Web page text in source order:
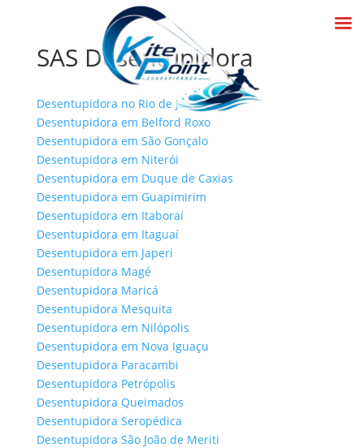
SAS Desentupidora
Desentupidora no Rio de Janeiro
Desentupidora em Belford Roxo
Desentupidora em São Gonçalo
Desentupidora em Niterói
Desentupidora em Duque de Caxias
Desentupidora em Guapimirim
Desentupidora em Itaboraí
Desentupidora em Itaguaí
Desentupidora em Japeri
Desentupidora Magé
Desentupidora Maricá
Desentupidora Mesquita
Desentupidora em Nilópolis
Desentupidora em Nova Iguaçu
Desentupidora Paracambi
Desentupidora Petrópolis
Desentupidora Queimados
Desentupidora Seropédica
Desentupidora São João de Meriti